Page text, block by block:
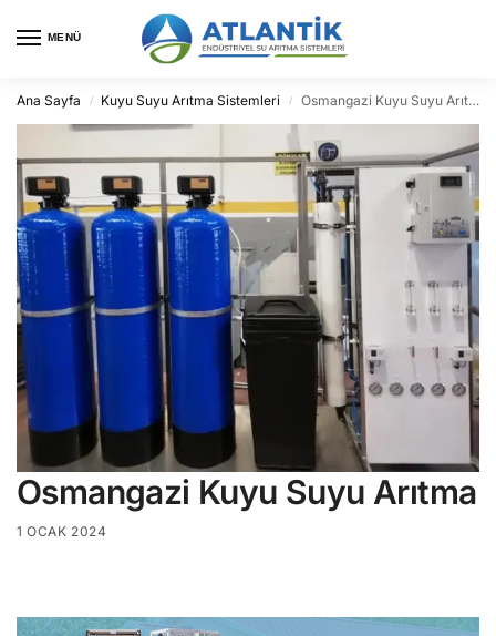
MENÜ
Ana Sayfa / Kuyu Suyu Arıtma Sistemleri / Osmangazi Kuyu Suyu Arıtma
Osmangazi Kuyu Suyu Arıtma
1 OCAK 2024